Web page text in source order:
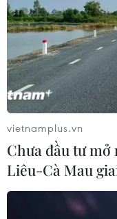
vietnamplus.vn
Chưa đầu tư mở
Liêu-Cà Mau